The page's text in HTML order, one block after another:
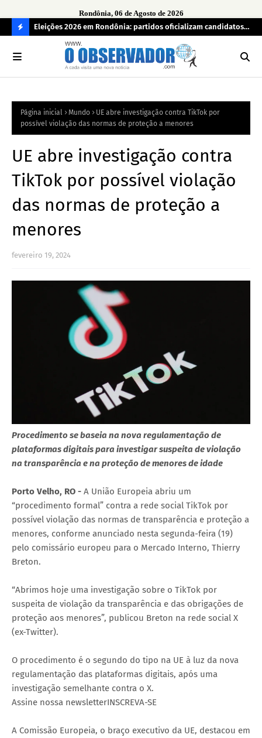
Rondônia, 06 de Agosto de 2026
O
R
Eleições 2026 em Rondônia: partidos oficializam candidatos a
deputado estadual, partidos não conseguem formar chapas
completas
Página inicial Mundo
UE abre investigação contra TikTok por
possível violação das normas de proteção a menores
UE abre investigação contra
TikTok por possível violação
das normas de proteção a
menores
fevereiro 19, 2024
Procedimento se baseia na nova regulamentação de
plataformas digitais para investigar suspeita de violação
na transparência e na proteção de menores de idade
Porto Velho, RO - A União Europeia abriu um
“procedimento formal” contra a rede social TikTok por
possível violação das normas de transparência e proteção a
menores, conforme anunciado nesta segunda-feira (19)
pelo comissário europeu para o Mercado Interno, Thierry
Breton.
“Abrimos hoje uma investigação sobre o TikTok por
suspeita de violação da transparência e das obrigações de
proteção aos menores”, publicou Breton na rede social X
(ex-Twitter).
O procedimento é o segundo do tipo na UE à luz da nova
regulamentação das plataformas digitais, após uma
investigação semelhante contra o X.
Assine nossa newsletterINSCREVA-SE
A Comissão Europeia, o braço executivo da UE, destacou em